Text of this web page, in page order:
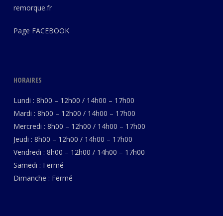
remorque.fr
Page FACEBOOK
HORAIRES
Lundi : 8h00 – 12h00 / 14h00 – 17h00
Mardi : 8h00 – 12h00 / 14h00 – 17h00
Mercredi : 8h00 – 12h00 / 14h00 – 17h00
Jeudi : 8h00 – 12h00 / 14h00 – 17h00
Vendredi : 8h00 – 12h00 / 14h00 – 17h00
Samedi : Fermé
Dimanche : Fermé